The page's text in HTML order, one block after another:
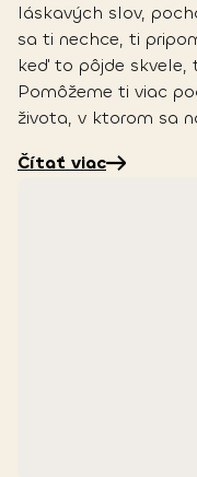
láskavých slov,
sa ti nechce, ti
keď to pôjde skvele,
Pomôžeme ti viac
života, v ktorom sa
Čítať viac